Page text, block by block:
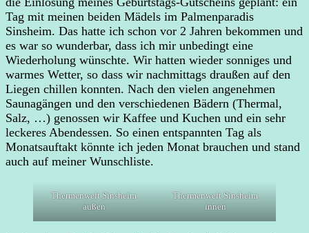
Tag mit meinen beiden Mädels im Palmenparadis
Sinsheim. Das hatte ich schon vor 2 Jahren bekommen und
es war so wunderbar, dass ich mir unbedingt eine
Wiederholung wünschte. Wir hatten wieder sonniges und
warmes Wetter, so dass wir nachmittags draußen auf den
Liegen chillen konnten. Nach den vielen angenehmen
Saunagängen und den verschiedenen Bädern (Thermal,
Salz, …) genossen wir Kaffee und Kuchen und ein sehr
leckeres Abendessen. So einen entspannten Tag als
Monatsauftakt könnte ich jeden Monat brauchen und stand
auch auf meiner Wunschliste.
Thermenwelt Sinsheim
außen
Thermenwelt Sinsheim
innen